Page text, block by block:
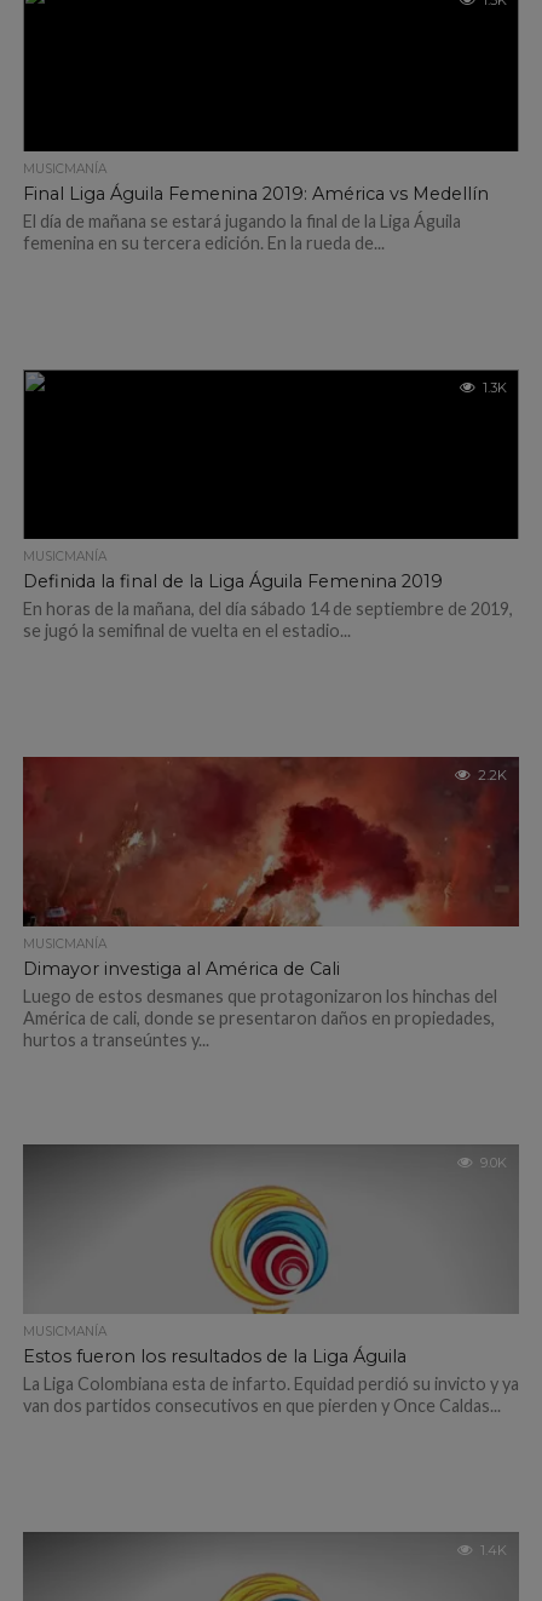
MUSICMANÍA
Final Liga Águila Femenina 2019: América vs Medellín
El día de mañana se estará jugando la final de la Liga Águila
femenina en su tercera edición. En la rueda de...
1.3K
MUSICMANÍA
Definida la final de la Liga Águila Femenina 2019
En horas de la mañana, del día sábado 14 de septiembre de 2019,
se jugó la semifinal de vuelta en el estadio...
2.2K
MUSICMANÍA
Dimayor investiga al América de Cali
Luego de estos desmanes que protagonizaron los hinchas del
América de cali, donde se presentaron daños en propiedades,
hurtos a transeúntes y...
9.0K
MUSICMANÍA
Estos fueron los resultados de la Liga Águila
La Liga Colombiana esta de infarto. Equidad perdió su invicto y ya
van dos partidos consecutivos en que pierden y Once Caldas...
1.4K